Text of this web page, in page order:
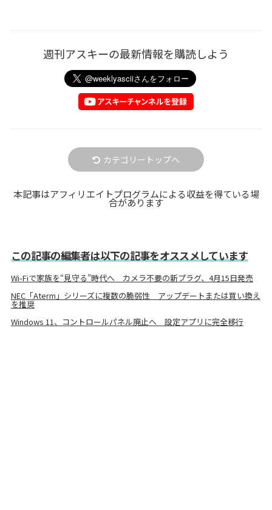
週刊アスキーの最新情報を購読しよう
カテゴリートップへ
本記事はアフィリエイトプログラムによる収益を得ている場
合があります
この記事の編集者は以下の記事をオススメしています
Wi-Fiで家族を“見守る”時代へ カメラ不要の新プラグ、4月15日発売
NEC「Aterm」シリーズに複数の脆弱性 アップデートまたは買い換え
を推奨
Windows 11、コントロールパネル廃止へ 設定アプリに完全移行